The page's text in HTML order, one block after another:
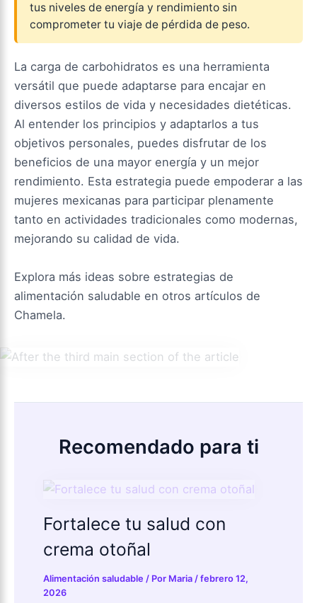
tus niveles de energía y rendimiento sin
comprometer tu viaje de pérdida de peso.
La carga de carbohidratos es una herramienta
versátil que puede adaptarse para encajar en
diversos estilos de vida y necesidades dietéticas.
Al entender los principios y adaptarlos a tus
objetivos personales, puedes disfrutar de los
beneficios de una mayor energía y un mejor
rendimiento. Esta estrategia puede empoderar a las
mujeres mexicanas para participar plenamente
tanto en actividades tradicionales como modernas,
mejorando su calidad de vida.
Explora más ideas sobre estrategias de
alimentación saludable en otros artículos de
Chamela.
Recomendado para ti
Fortalece tu salud con
crema otoñal
Alimentación saludable / Por Maria/febrero 12,
2026